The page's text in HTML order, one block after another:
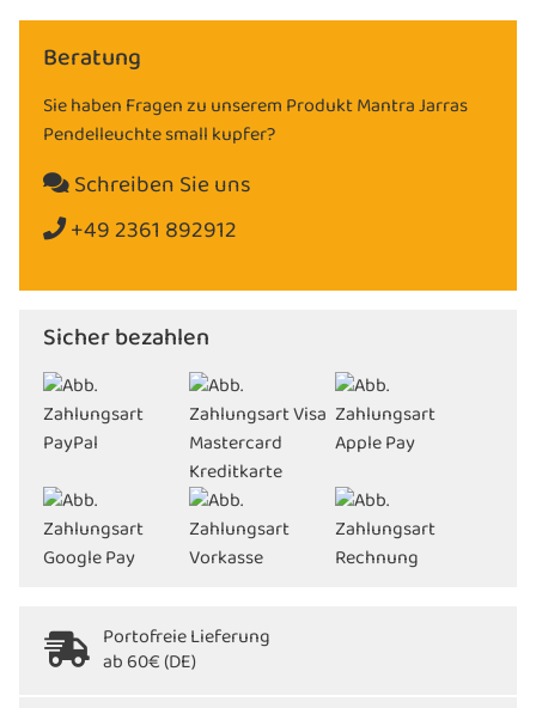
Beratung
Sie haben Fragen zu unserem Produkt Mantra Jarras
Pendelleuchte small kupfer?
Schreiben Sie uns
+49 2361 892912
Sicher bezahlen
Portofreie Lieferung
ab 60€ (DE)